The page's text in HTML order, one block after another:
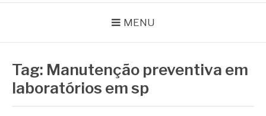
MENU
Tag: Manutenção preventiva em
laboratórios em sp